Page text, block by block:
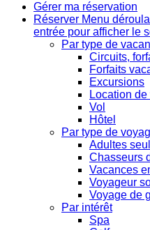
Gérer ma réservation
Réserver Menu
entrée pour afficher le
Par type de
Circuits,
Forfaits
Excursions
Location
Vol
Hôtel
Par type de
Adultes
Chasseurs
Vacances
Voyageur
Voyage de
Par intérêt
Spa